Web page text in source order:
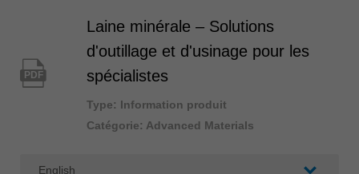
PDF
Laine minérale – Solutions
d'outillage et d'usinage pour les
spécialistes
Type: Information produit
Catégorie: Advanced Materials